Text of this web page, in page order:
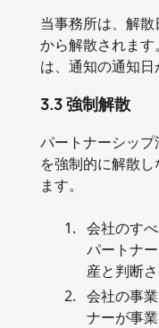
当事務所は、解
から解散されま
は、通知の通知日
3.3 強制解散
パートナーシッ
を強制的に解散
ます。
会社のす
パートナ
産と判断さ
会社の事
ナーが事